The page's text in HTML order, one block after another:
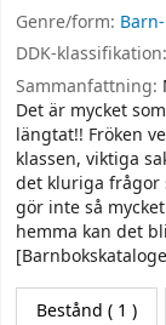
Genre/form:
DDK-klassifikation:
Sammanfattning:
Det är mycket
längtat!! Fröken
klassen, viktiga
det kluriga frågor
gör inte så
hemma kan det
Bestånd ( 1 )